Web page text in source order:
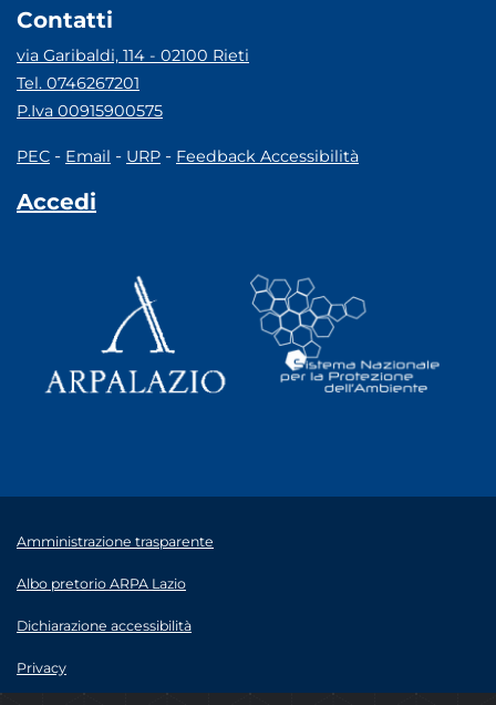
Contatti
via Garibaldi, 114 - 02100 Rieti
Tel. 0746267201
P.Iva 00915900575
PEC - Email - URP - Feedback Accessibilità
Accedi
Amministrazione trasparente
Albo pretorio ARPA Lazio
Dichiarazione accessibilità
Privacy